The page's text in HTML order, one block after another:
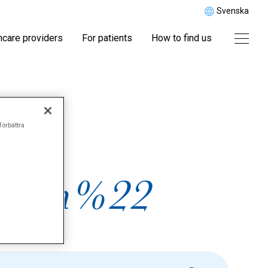
Svenska
providers For patients How to find us